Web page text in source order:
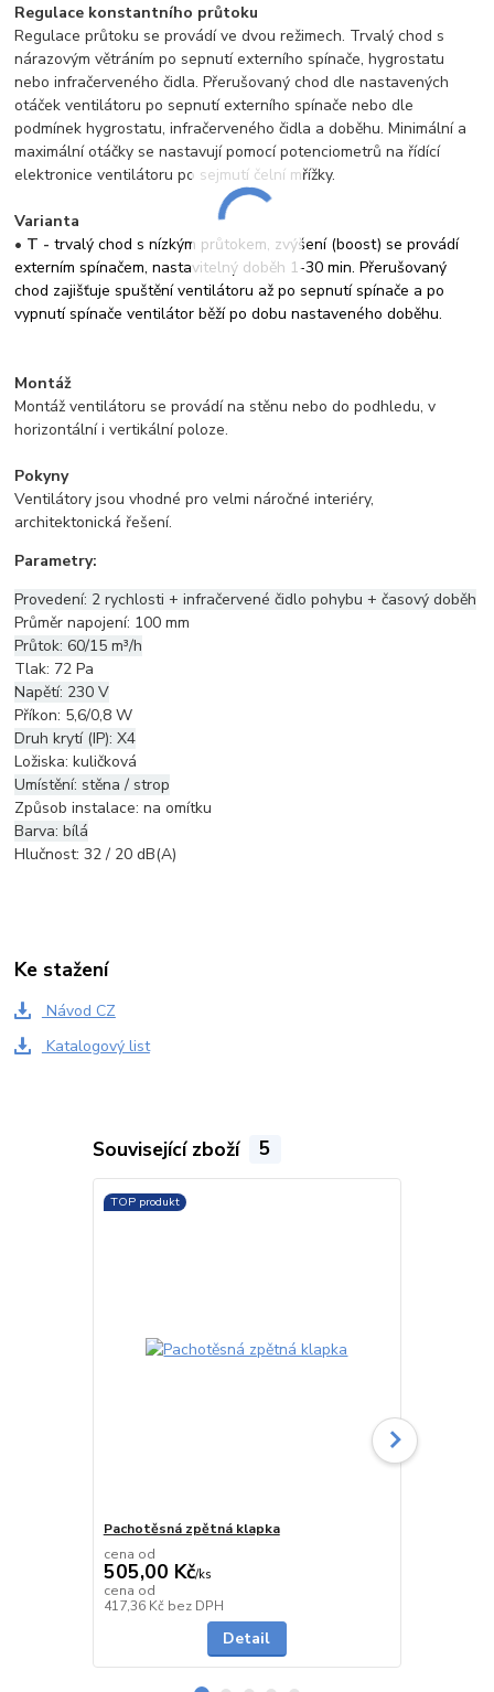
Regulace konstantního průtoku
Regulace průtoku se provádí ve dvou režimech. Trvalý chod s
nárazovým větráním po sepnutí externího spínače, hygrostatu
nebo infračerveného čidla. Přerušovaný chod dle nastavených
otáček ventilátoru po sepnutí externího spínače nebo dle
podmínek hygrostatu, infračerveného čidla a doběhu. Minimální a
maximální otáčky se nastavují pomocí potenciometrů na řídící
elektronice ventilátoru po sejmutí čelní mřížky.
Varianta
• T -trvalý chod s nízkým průtokem, zvýšení (boost) se provádí
externím spínačem, nastavitelný doběh 1-30 min. Přerušovaný
chod zajišťuje spuštění ventilátoru až po sepnutí spínače a po
vypnutí spínače ventilátor běží po dobu nastaveného doběhu.
Montáž
Montáž ventilátoru se provádí na stěnu nebo do podhledu, v
horizontální i vertikální poloze.
Pokyny
Ventilátory jsou vhodné pro velmi náročné interiéry,
architektonická řešení.
Parametry:
Provedení: 2 rychlosti + infračervené čidlo pohybu + časový doběh
Průměr napojení: 100 mm
Průtok: 60/15 m³/h
Tlak: 72 Pa
Napětí: 230 V
Příkon: 5,6/0,8 W
Druh krytí (IP): X4
Ložiska: kuličková
Umístění: stěna / strop
Způsob instalace: na omítku
Barva: bílá
Hlučnost: 32 / 20 dB(A)
Ke stažení
Návod CZ
Katalogový list
Související zboží 5
TOP produkt
Pachotěsná zpětná klapka
cena od
505,00 Kč/ks
cena od
417,36 Kč bez DPH
Detail